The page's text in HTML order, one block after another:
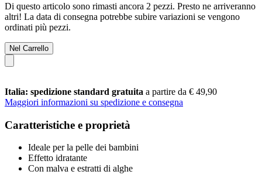
Di questo articolo sono rimasti ancora 2 pezzi. Presto ne arriveranno
altri! La data di consegna potrebbe subire variazioni se vengono
ordinati più pezzi.
Nel Carrello
Italia: spedizione standard gratuita a partire da € 49,90
Maggiori informazioni su spedizione e consegna
Caratteristiche e proprietà
Ideale per la pelle dei bambini
Effetto idratante
Con malva e estratti di alghe